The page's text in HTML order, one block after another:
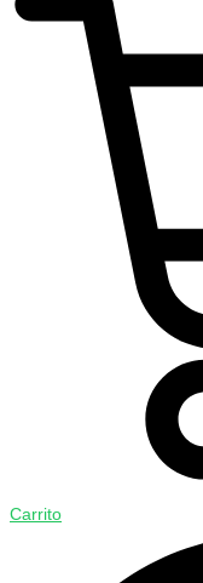
Carrito